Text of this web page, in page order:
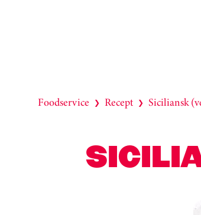
Foodservice ❯ Recept ❯ Siciliansk